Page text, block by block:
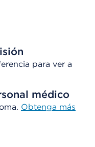
para ver a
médico
Obtenga más